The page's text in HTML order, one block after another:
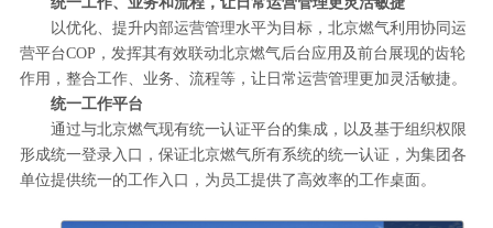
以优化、提升内部运营管理水平为目标，北京燃气利用协同运
营平台COP，发挥其有效联动北京燃气后台应用及前台展现的齿轮
作用，整合工作、业务、流程等，让日常运营管理更加灵活敏捷。
统一工作平台
通过与北京燃气现有统一认证平台的集成，以及基于组织权限
形成统一登录入口，保证北京燃气所有系统的统一认证，为集团各
单位提供统一的工作入口，为员工提供了高效率的工作桌面。